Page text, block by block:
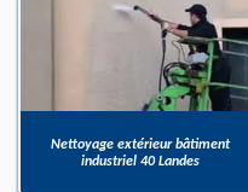
Nettoyage extérieur bâtiment
industriel 40 Landes